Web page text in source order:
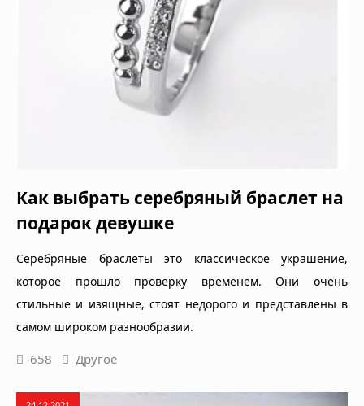
Как выбрать серебряный браслет на
подарок девушке
Серебряные браслеты это классическое украшение,
которое прошло проверку временем. Они очень
стильные и изящные, стоят недорого и представлены в
самом широком разнообразии.
658 Другое